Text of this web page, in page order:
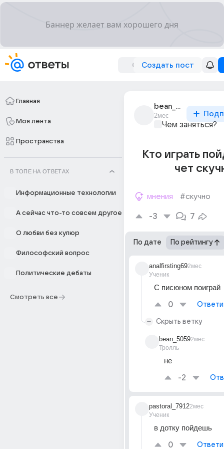
Создать пост
Главная
Моя лента
Пространства
В ТОПЕ НА ОТВЕТАХ
Информационные технологии
А сейчас что-то совсем другое
О любви без купюр
Философский вопрос
Политические дебаты
Смотреть все
bean_5059
2мес
Чем заняться?
Кто играть
чет
мнения #скучно
-3 7
По дате По рейтингу
analfirsting69
Ученик
2мес
С писюном поиграй
0
Скрыть ветку
bean_5059
Тролль
2мес
не
-2
pastoral_7912
Ученик
2мес
в дотку пойдешь
0